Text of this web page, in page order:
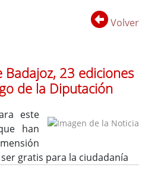
Volver
Badajoz, 23 ediciones
de la Diputación
este
han
gratis para la ciudadanía